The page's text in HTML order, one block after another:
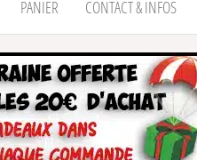
PANIER CONTACT & INFOS